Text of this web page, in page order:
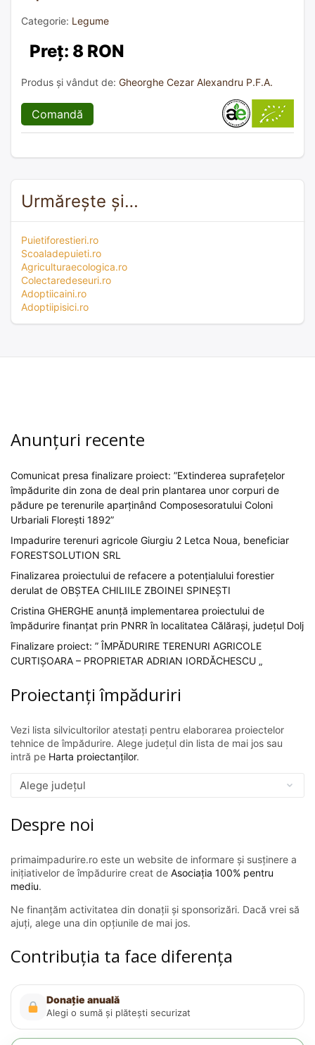
Categorie: Legume
Preț: 8 RON
Produs și vândut de: Gheorghe Cezar Alexandru P.F.A.
Comandă
Urmărește și…
Puietiforestieri.ro
Scoaladepuieti.ro
Agriculturaecologica.ro
Colectaredeseuri.ro
Adoptiicaini.ro
Adoptiipisici.ro
Anunțuri recente
Comunicat presa finalizare proiect: ”Extinderea suprafețelor
împădurite din zona de deal prin plantarea unor corpuri de
pădure pe terenurile aparținând Composesoratului Coloni
Urbariali Florești 1892”
Impadurire terenuri agricole Giurgiu 2 Letca Noua, beneficiar
FORESTSOLUTION SRL
Finalizarea proiectului de refacere a potențialului forestier
derulat de OBȘTEA CHILIILE ZBOINEI SPINEȘTI
Cristina GHERGHE anunță implementarea proiectului de
împădurire finanțat prin PNRR în localitatea Călărași, județul Dolj
Finalizare proiect: ” ÎMPĂDURIRE TERENURI AGRICOLE
CURTIȘOARA – PROPRIETAR ADRIAN IORDĂCHESCU „
Proiectanți împăduriri
Vezi lista silvicultorilor atestați pentru elaborarea proiectelor
tehnice de împădurire. Alege județul din lista de mai jos sau
intră pe Harta proiectanților.
Despre noi
primaimpadurire.ro este un website de informare și susținere a
inițiativelor de împădurire creat de Asociația 100% pentru
mediu.
Ne finanțăm activitatea din donații și sponsorizări. Dacă vrei să
ajuți, alege una din opțiunile de mai jos.
Contribuția ta face diferența
Donație anuală
Alegi o sumă și plătești securizat